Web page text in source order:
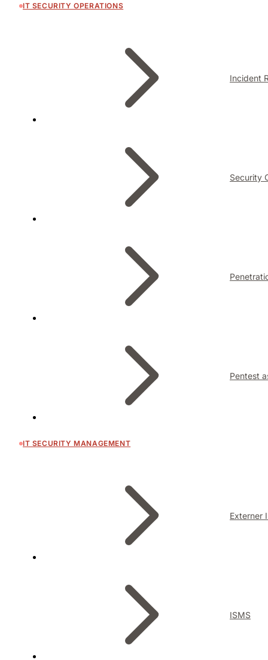
IT SECURITY OPERATIONS
Incident
Security
Pentest
IT SECURITY MANAGEMENT
Externer
ISMS